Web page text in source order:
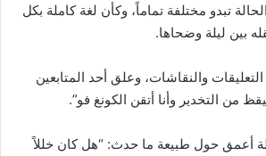
تبدو مختلفة تماماً، وكأن لغة كاملة بكل
بين ليلة وضحاها.
والنقاشات، وعلق أحد المتابعين
من التخدير وأنا أتقن الكونغ فو”.
أعمق حول طبيعة ما حدث: “هل كان خللاً